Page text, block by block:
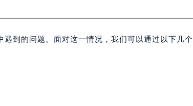
室（需提前预约）
到的问题。面对这一情况，我们可以通过以下几个